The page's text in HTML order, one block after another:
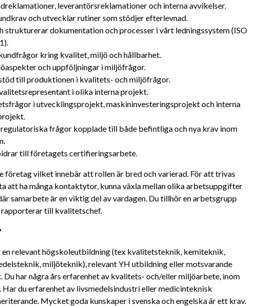
leverantörsreklamationer och interna avvikelser.
och utvecklar rutiner som stödjer efterlevnad.
strukturerar dokumentation och processer i vårt ledningssystem (ISO
kring kvalitet, miljö och hållbarhet.
och uppföljningar i miljöfrågor.
till produktionen i kvalitets- och miljöfrågor.
i olika interna projekt.
i utvecklingsprojekt, maskininvesteringsprojekt och interna
frågor kopplade till både befintliga och nya krav inom
till företagets certifieringsarbete.
företag vilket innebär att rollen är bred och varierad. För att trivas
att ha många kontaktytor, kunna växla mellan olika arbetsuppgifter
samarbete är en viktig del av vardagen. Du tillhör en arbetsgrupp
rapporterar till kvalitetschef.
en relevant högskoleutbildning (tex kvalitetsteknik, kemiteknik,
miljöteknik), relevant YH utbildning eller motsvarande
Du har några års erfarenhet av kvalitets- och/eller miljöarbete, inom
du erfarenhet av livsmedelsindustri eller medicinteknisk
Mycket goda kunskaper i svenska och engelska är ett krav.